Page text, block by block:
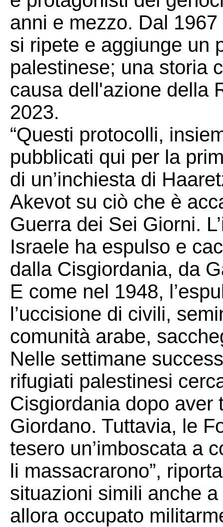
anni e mezzo. Dal
si ripete e aggiunge un
palestinese; una storia
causa dell'azione della
2023.
“Questi protocolli,
pubblicati qui per la
di un’inchiesta di
Akevot su ciò che è
Guerra dei Sei Giorni.
Israele ha espulso e
dalla Cisgiordania, da
E come nel 1948,
l’uccisione di civili,
comunità arabe,
Nelle settimane
rifugiati palestinesi
Cisgiordania dopo aver
Giordano. Tuttavia, le
tesero un’imboscata a
li massacrarono”,
situazioni simili anche
allora occupato